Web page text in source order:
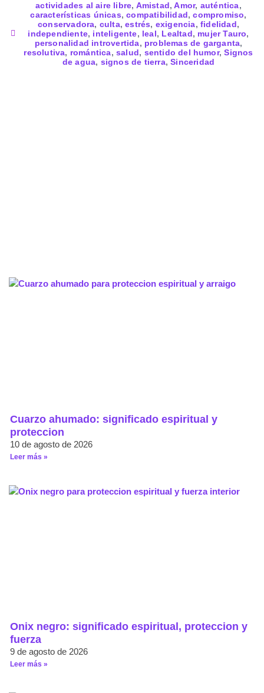
actividades al aire libre, Amistad,Amor, auténtica,
características únicas,compatibilidad,compromiso,
conservadora, culta,estrés, exigencia,fidelidad,
independiente, inteligente, leal, Lealtad, mujer Tauro,
personalidad introvertida, problemas de garganta,
resolutiva, romántica,salud, sentido del humor,Signos
de agua, signos de tierra,Sinceridad
Cuarzo ahumado: significado espiritual y
proteccion
10 de agosto de 2026
Leer más »
Onix negro: significado espiritual, proteccion y
fuerza
9 de agosto de 2026
Leer más »